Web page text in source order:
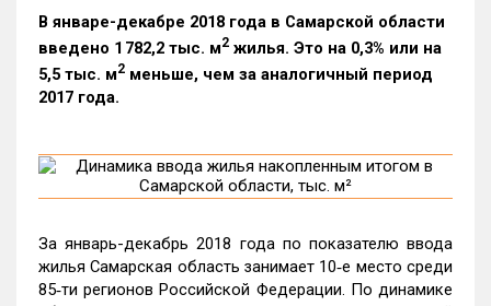
В январе-декабре 2018 года в Самарской области
введено 1 782,2 тыс. м2 жилья. Это на 0,3% или на
5,5 тыс. м2 меньше, чем за аналогичный период
2017 года.
За январь-декабрь 2018 года по показателю ввода
жилья Самарская область занимает 10‑е место среди
85‑ти регионов Российской Федерации. По динамике